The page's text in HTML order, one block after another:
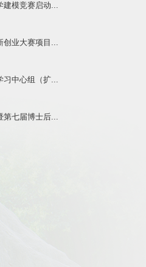
建模竞赛启动...
创业大赛项目...
习中心组（扩...
第七届博士后...